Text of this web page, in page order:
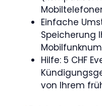
Einfache
Speicherung
Hilfe: 5 CHF
von Ihrem